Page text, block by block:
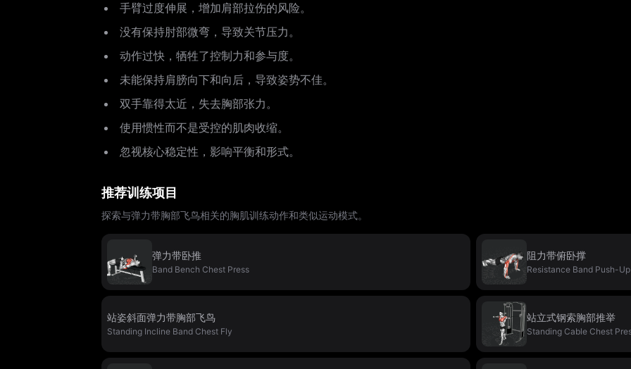
手臂过度伸展，增加肩部拉伤的风险。
没有保持肘部微弯，导致关节压力。
动作过快，牺牲了控制力和参与度。
未能保持肩膀向下和向后，导致姿势不佳。
双手靠得太近，失去胸部张力。
使用惯性而不是受控的肌肉收缩。
忽视核心稳定性，影响平衡和形式。
推荐训练项目
探索与弹力带胸部飞鸟相关的胸肌训练动作和类似运动模式。
弹力带卧推
Band Bench Chest Press
阻力带俯卧撑
Resistance Band Push-Up
站姿斜面弹力带胸部飞鸟
Standing Incline Band Chest Fly
站立式钢索胸部推举
Standing Cable Chest